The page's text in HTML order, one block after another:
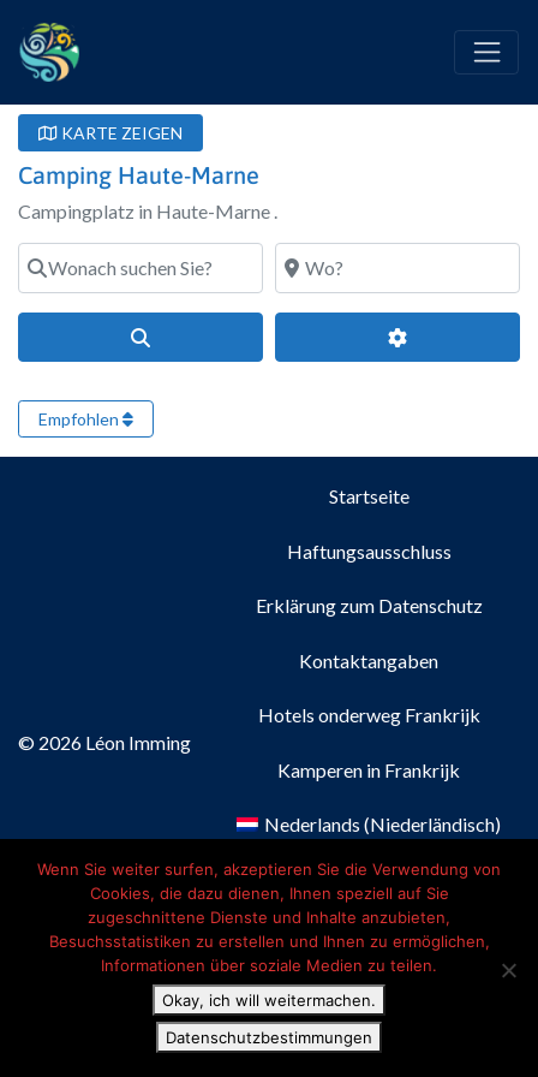
KARTE ZEIGEN
Camping Haute-Marne
Campingplatz in Haute-Marne .
Wonach suchen Sie?
Wo?
Erweiterte
Empfohlen
© 2026 Léon Imming
Startseite
Haftungsausschluss
Erklärung zum Datenschutz
Kontaktangaben
Hotels onderweg Frankrijk
Kamperen in Frankrijk
Nederlands (Niederländisch)
Français( Französisch
Deutsch
English(Englisch
Wenn Sie weiter surfen, akzeptieren Sie die Verwendung von
Cookies, die dazu dienen, Ihnen speziell auf Sie
zugeschnittene Dienste und Inhalte anzubieten,
Besuchsstatistiken zu erstellen und Ihnen zu ermöglichen,
Informationen über soziale Medien zu teilen.
Okay, ich will weitermachen.
Datenschutzbestimmungen